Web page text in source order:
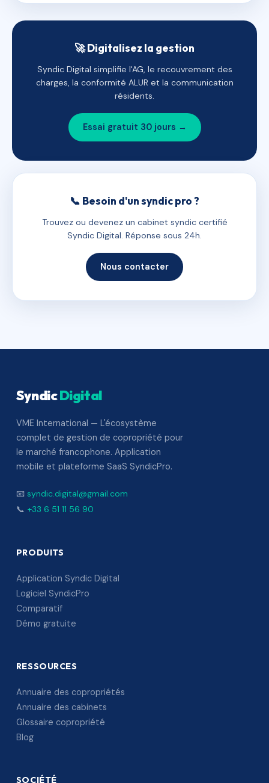
🚀 Digitalisez la gestion
Syndic Digital simplifie l'AG, le recouvrement des
charges, la conformité ALUR et la communication
résidents.
Essai gratuit 30 jours →
📞 Besoin d'un syndic pro ?
Trouvez ou devenez un cabinet syndic certifié
Syndic Digital. Réponse sous 24h.
Nous contacter
SyndicDigital
VME International — L'écosystème
complet de gestion de copropriété pour
le marché francophone. Application
mobile et plateforme SaaS SyndicPro.
📧 syndic.digital@gmail.com
📞 +33 6 51 11 56 90
PRODUITS
Application Syndic Digital
Logiciel SyndicPro
Comparatif
Démo gratuite
RESSOURCES
Annuaire des copropriétés
Annuaire des cabinets
Glossaire copropriété
Blog
SOCIÉTÉ